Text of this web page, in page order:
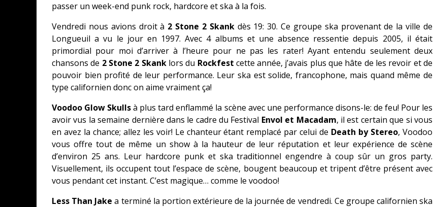
passer un week-end punk rock, hardcore et ska à la fois.
Vendredi nous avions droit à 2 Stone 2 Skankdès 19: 30. Ce groupe ska provenant de la ville de
Longueuil a vu le jour en 1997. Avec 4 albums et une absence ressentie depuis 2005, il était
primordial pour moi d’arriver à l’heure pour ne pas les rater! Ayant entendu seulement deux
chansons de 2 Stone 2 Skanklors du Rockfest cette année, j’avais plus que hâte de les revoir et de
pouvoir bien profité de leur performance. Leur ska est solide, francophone, mais quand même de
type californien donc on aime vraiment ça!
Voodoo Glow Skullsà plus tard enflammé la scène avec une performance disons-le: de feu! Pour les
avoir vus la semaine dernière dans le cadre du Festival Envol et Macadam, il est certain que si vous
en avez la chance; allez les voir! Le chanteur étant remplacé par celui de Death by Stereo, Voodoo
vous offre tout de même un show à la hauteur de leur réputation et leur expérience de scène
d’environ 25 ans. Leur hardcore punk et ska traditionnel engendre à coup sûr un gros party.
Visuellement, ils occupent tout l’espace de scène, bougent beaucoup et tripent d’être présent avec
vous pendant cet instant. C’est magique… comme le voodoo!
Less Than Jake a terminé la portion extérieure de la journée de vendredi. Ce groupe californien ska